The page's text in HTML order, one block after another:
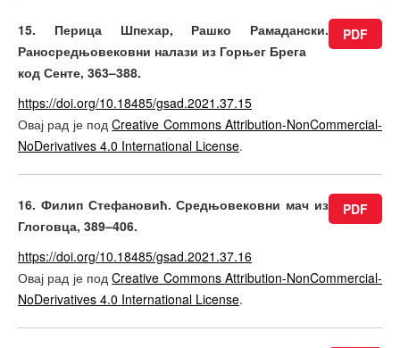
PDF
15. Перица Шпехар, Рашко Рамадански.
Раносредњовековни налази из Горњег Брега
код Сенте, 363–388.
https://doi.org/10.18485/gsad.2021.37.15
Овај рад је подCreative Commons Attribution-NonCommercial-
NoDerivatives 4.0 International License.
PDF
16. Филип Стефановић. Средњовековни мач из
Глоговца, 389–406.
https://doi.org/10.18485/gsad.2021.37.16
Овај рад је подCreative Commons Attribution-NonCommercial-
NoDerivatives 4.0 International License.